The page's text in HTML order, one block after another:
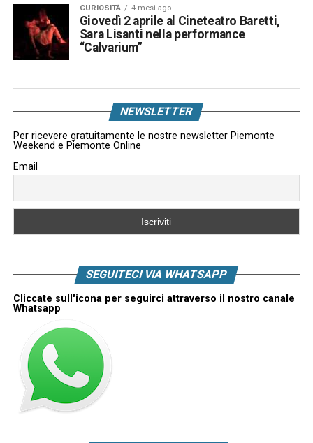
CURIOSITÀ 4 mesi ago
Giovedì 2 aprile al Cineteatro Baretti,
Sara Lisanti nella performance
“Calvarium”
NEWSLETTER
Per ricevere gratuitamente le nostre newsletter Piemonte
Weekend e Piemonte Online
Email
SEGUITECI VIA WHATSAPP
Cliccate sull'icona per seguirci attraverso il nostro canale
Whatsapp